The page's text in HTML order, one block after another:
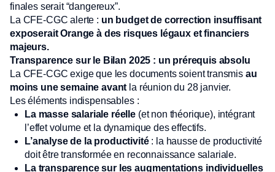
finales serait “dangereux”.
La CFE-CGC alerte : un budget de correction insuffisant
exposerait Orange à des risques légaux et financiers
majeurs.
Transparence sur le Bilan 2025 : un prérequis absolu
La CFE-CGC exige que les documents soient transmis au
moins une semaine avant la réunion du 28 janvier.
Les éléments indispensables :
La masse salariale réelle (et non théorique), intégrant
l’effet volume et la dynamique des effectifs.
L’analyse de la productivité: la hausse de productivité
doit être transformée en reconnaissance salariale.
La transparence sur les augmentations individuelles